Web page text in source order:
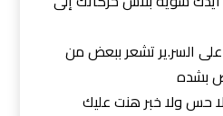
على السر.ير تشعر ببعض من
بشده
حس ولا خبر هنت عليك